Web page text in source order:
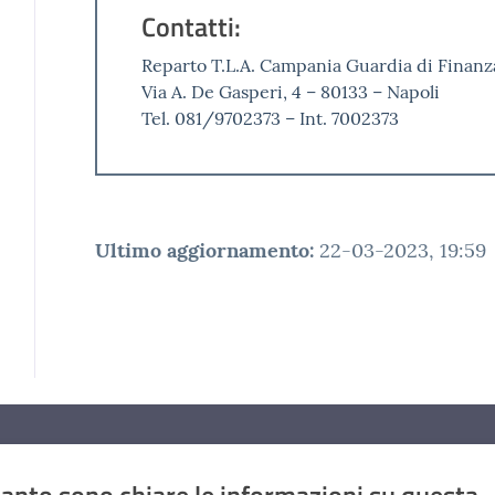
Contatti:
Reparto T.L.A. Campania Guardia di
Via A. De Gasperi, 4 – 80133 – Napoli
Tel. 081/9702373 – Int. 7002373
Ultimo aggiornamento: 22-03-2023, 19:59